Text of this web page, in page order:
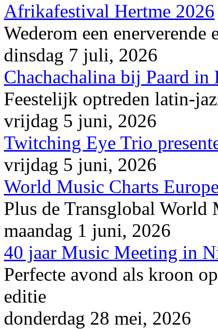
Afrikafestival Hertme 2026
Wederom een enerverende
dinsdag 7 juli, 2026
Chachachalina bij Paard in
Feestelijk optreden latin-
vrijdag 5 juni, 2026
Twitching Eye Trio
vrijdag 5 juni, 2026
World Music Charts
Plus de Transglobal World
maandag 1 juni, 2026
40 jaar Music Meeting in
Perfecte avond als kroon
editie
donderdag 28 mei, 2026